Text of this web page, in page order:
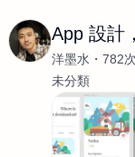
App 設計
洋墨水 782
未分類